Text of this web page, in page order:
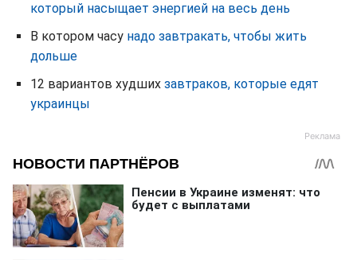
который насыщает энергией на весь день
В котором часу надо завтракать, чтобы жить
дольше
12 вариантов худших завтраков, которые едят
украинцы